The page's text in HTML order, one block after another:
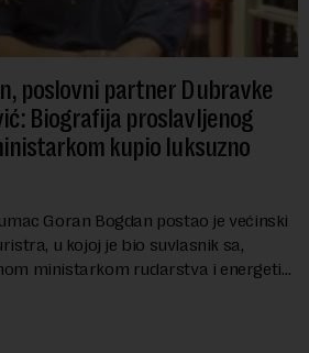
poslovni partner Dubravke
Biografija proslavljenog
kupio luksuzno
Goran Bogdan postao je većinski
u kojoj je bio suvlasnik sa,
ministarkom rudarstva i energetike